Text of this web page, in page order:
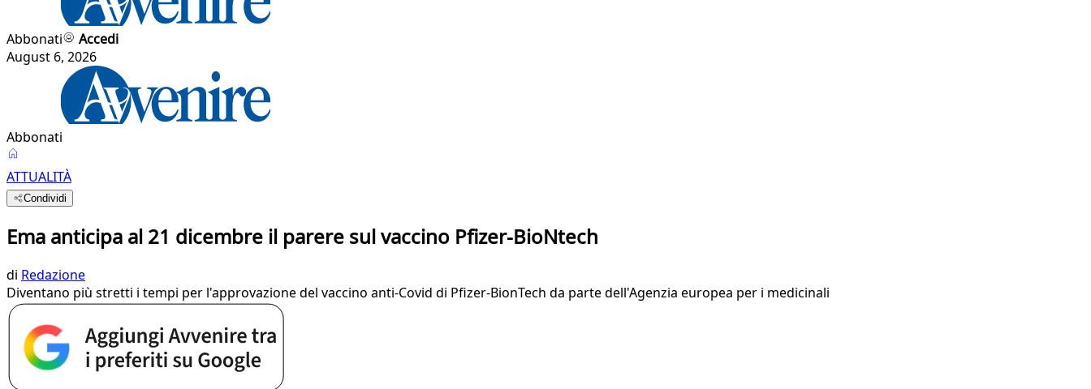
Abbonati
Accedi
August 6, 2026
Abbonati
ATTUALITÀ
Condividi
Ema anticipa al 21 dicembre il parere sul vaccino Pfizer-BioNtech
di Redazione
Diventano più stretti i tempi per l'approvazione del vaccino anti-Covid di Pfizer-BionTech da parte dell'Agenzia europea per i medicinali